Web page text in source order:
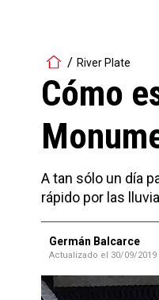
River Plate
Cómo
A tan sólo un día
rápido por las
Germán Balcarce
Actualizado el 30/09/2019